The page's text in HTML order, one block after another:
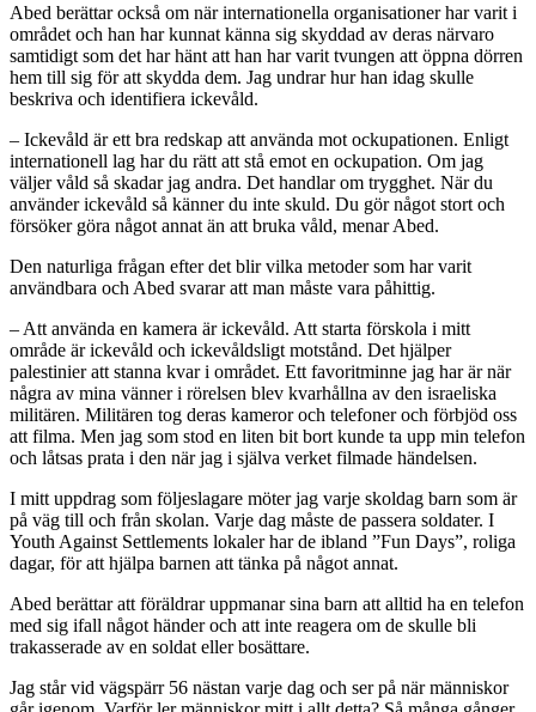
Abed berättar också om när internationella organisationer har varit i
området och han har kunnat känna sig skyddad av deras närvaro
samtidigt som det har hänt att han har varit tvungen att öppna dörren
hem till sig för att skydda dem. Jag undrar hur han idag skulle
beskriva och identifiera ickevåld.
– Ickevåld är ett bra redskap att använda mot ockupationen. Enligt
internationell lag har du rätt att stå emot en ockupation. Om jag
väljer våld så skadar jag andra. Det handlar om trygghet. När du
använder ickevåld så känner du inte skuld. Du gör något stort och
försöker göra något annat än att bruka våld, menar Abed.
Den naturliga frågan efter det blir vilka metoder som har varit
användbara och Abed svarar att man måste vara påhittig.
– Att använda en kamera är ickevåld. Att starta förskola i mitt
område är ickevåld och ickevåldsligt motstånd. Det hjälper
palestinier att stanna kvar i området. Ett favoritminne jag har är när
några av mina vänner i rörelsen blev kvarhållna av den israeliska
militären. Militären tog deras kameror och telefoner och förbjöd oss
att filma. Men jag som stod en liten bit bort kunde ta upp min telefon
och låtsas prata i den när jag i själva verket filmade händelsen.
I mitt uppdrag som följeslagare möter jag varje skoldag barn som är
på väg till och från skolan. Varje dag måste de passera soldater. I
Youth Against Settlements lokaler har de ibland ”Fun Days”, roliga
dagar, för att hjälpa barnen att tänka på något annat.
Abed berättar att föräldrar uppmanar sina barn att alltid ha en telefon
med sig ifall något händer och att inte reagera om de skulle bli
trakasserade av en soldat eller bosättare.
Jag står vid vägspärr 56 nästan varje dag och ser på när människor